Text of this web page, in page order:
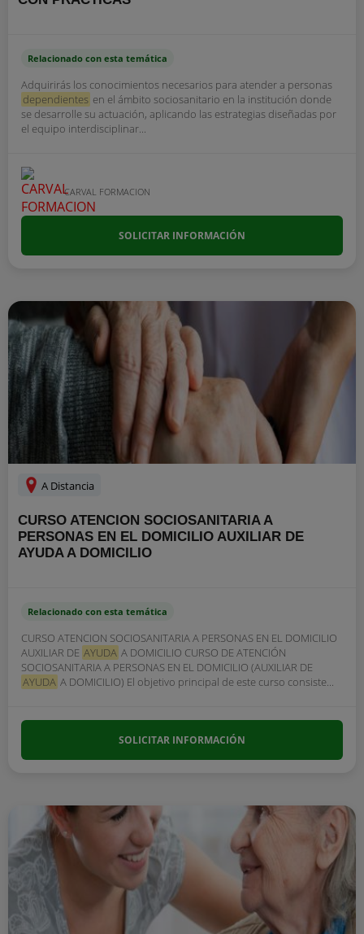
Relacionado con esta temática
Adquirirás los conocimientos necesarios para atender a personas
dependientes en el ámbito sociosanitario en la institución donde
se desarrolle su actuación, aplicando las estrategias diseñadas por
el equipo interdisciplinar...
CARVAL FORMACION
SOLICITAR INFORMACIÓN
A Distancia
CURSO ATENCION SOCIOSANITARIA A
PERSONAS EN EL DOMICILIO AUXILIAR DE
AYUDA A DOMICILIO
Relacionado con esta temática
CURSO ATENCION SOCIOSANITARIA A PERSONAS EN EL DOMICILIO
AUXILIAR DE AYUDA A DOMICILIO CURSO DE ATENCIÓN
SOCIOSANITARIA A PERSONAS EN EL DOMICILIO (AUXILIAR DE
AYUDA A DOMICILIO) El objetivo principal de este curso consiste...
SOLICITAR INFORMACIÓN